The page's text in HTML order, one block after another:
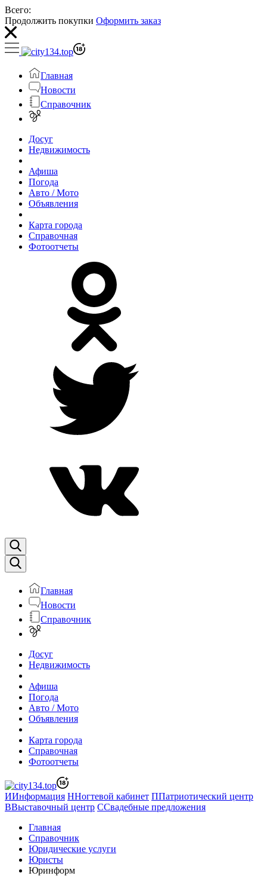
Всего:
Продолжить покупки Оформить заказ
Главная
Новости
Справочник
Досуг
Недвижимость
Афиша
Погода
Авто / Мото
Объявления
Карта города
Справочная
Фотоотчеты
Главная
Новости
Справочник
Досуг
Недвижимость
Афиша
Погода
Авто / Мото
Объявления
Карта города
Справочная
Фотоотчеты
ИИнформация ННогтевой кабинет ППатриотический центр
ВВыставочный центр ССвадебные предложения
Главная
Справочник
Юридические услуги
Юристы
Юринформ